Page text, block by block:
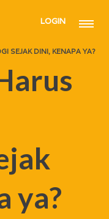
LOGIN
SEJAK DINI, KENAPA YA?
ya?